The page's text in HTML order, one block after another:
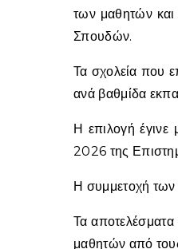
των μαθητών
Σπουδών.
Τα σχολεία που
ανά βαθμίδα
Η επιλογή έγινε
2026 της
Η συμμετοχή των
Τα αποτελέσματα
μαθητών από